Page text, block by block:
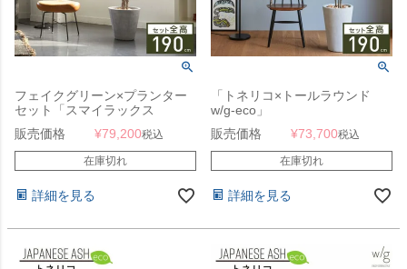
フェイクグリーン×プランター
セット「スマイラックス
×Round w/g」[高さ180cm・人
工樹木・人工観葉植物]
販売価格 ¥79,200税込
在庫切れ
詳細を見る
「トネリコ×トールラウンド
w/g-eco」
販売価格
¥73,700税込
在庫切れ
詳細を見る